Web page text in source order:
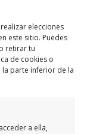
elecciones
este sitio. Puedes
retirar tu
de cookies o
la parte inferior de la
a ella,
Sun